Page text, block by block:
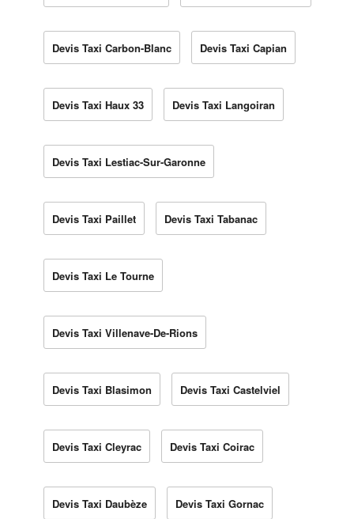
Devis Taxi Carbon-Blanc Devis Taxi Capian
Devis Taxi Haux 33 Devis Taxi Langoiran
Devis Taxi Lestiac-Sur-Garonne
Devis Taxi Paillet Devis Taxi Tabanac
Devis Taxi Le Tourne
Devis Taxi Villenave-De-Rions
Devis Taxi Blasimon Devis Taxi Castelviel
Devis Taxi Cleyrac Devis Taxi Coirac
Devis Taxi Daubèze Devis Taxi Gornac